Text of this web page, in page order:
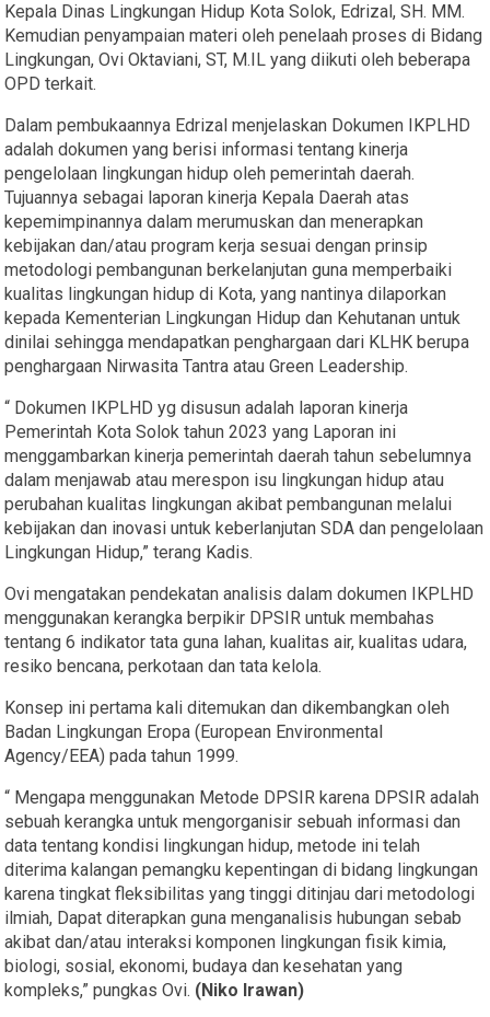
Kepala Dinas Lingkungan Hidup Kota Solok, Edrizal, SH. MM.
Kemudian penyampaian materi oleh penelaah proses di Bidang
Lingkungan, Ovi Oktaviani, ST, M.IL yang diikuti oleh beberapa
OPD terkait.
Dalam pembukaannya Edrizal menjelaskan Dokumen IKPLHD
adalah dokumen yang berisi informasi tentang kinerja
pengelolaan lingkungan hidup oleh pemerintah daerah.
Tujuannya sebagai laporan kinerja Kepala Daerah atas
kepemimpinannya dalam merumuskan dan menerapkan
kebijakan dan/atau program kerja sesuai dengan prinsip
metodologi pembangunan berkelanjutan guna memperbaiki
kualitas lingkungan hidup di Kota, yang nantinya dilaporkan
kepada Kementerian Lingkungan Hidup dan Kehutanan untuk
dinilai sehingga mendapatkan penghargaan dari KLHK berupa
penghargaan Nirwasita Tantra atau Green Leadership.
“ Dokumen IKPLHD yg disusun adalah laporan kinerja
Pemerintah Kota Solok tahun 2023 yang Laporan ini
menggambarkan kinerja pemerintah daerah tahun sebelumnya
dalam menjawab atau merespon isu lingkungan hidup atau
perubahan kualitas lingkungan akibat pembangunan melalui
kebijakan dan inovasi untuk keberlanjutan SDA dan pengelolaan
Lingkungan Hidup,” terang Kadis.
Ovi mengatakan pendekatan analisis dalam dokumen IKPLHD
menggunakan kerangka berpikir DPSIR untuk membahas
tentang 6 indikator tata guna lahan, kualitas air, kualitas udara,
resiko bencana, perkotaan dan tata kelola.
Konsep ini pertama kali ditemukan dan dikembangkan oleh
Badan Lingkungan Eropa (European Environmental
Agency/EEA) pada tahun 1999.
“ Mengapa menggunakan Metode DPSIR karena DPSIR adalah
sebuah kerangka untuk mengorganisir sebuah informasi dan
data tentang kondisi lingkungan hidup, metode ini telah
diterima kalangan pemangku kepentingan di bidang lingkungan
karena tingkat fleksibilitas yang tinggi ditinjau dari metodologi
ilmiah, Dapat diterapkan guna menganalisis hubungan sebab
akibat dan/atau interaksi komponen lingkungan fisik kimia,
biologi, sosial, ekonomi, budaya dan kesehatan yang
kompleks,” pungkas Ovi. (Niko Irawan)